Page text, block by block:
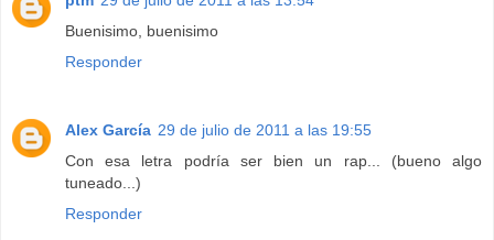
Buenisimo, buenisimo
Responder
Alex García 29 de julio de 2011 a las 19:55
Con esa letra podría ser bien un rap... (bueno algo
tuneado...)
Responder